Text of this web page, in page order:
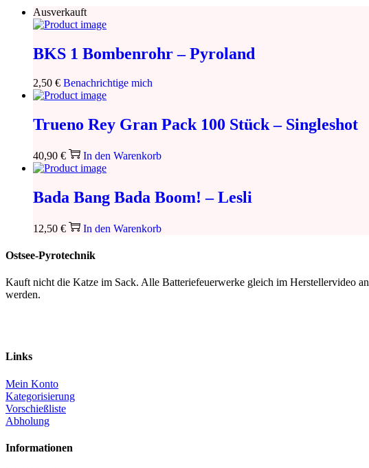
Ausverkauft
BKS 1 Bombenrohr – Pyroland
2,50 € Benachrichtige mich
Trueno Rey Gran Pack 100 Stück – Singleshot
40,90 € In den Warenkorb
Bada Bang Bada Boom! – Lesli
12,50 € In den Warenkorb
Ostsee-Pyrotechnik
Kauft nicht die Katze im Sack. Alle Batteriefeuerwerke gleich im Herstellervideo
werden.
Links
Mein Konto
Kategorisierung
Vorschießliste
Abholung
Informationen